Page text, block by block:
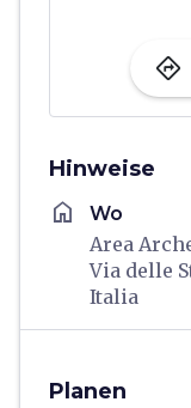
directions
Hinweise
home Wo
Area
Via delle
Italia
Planen